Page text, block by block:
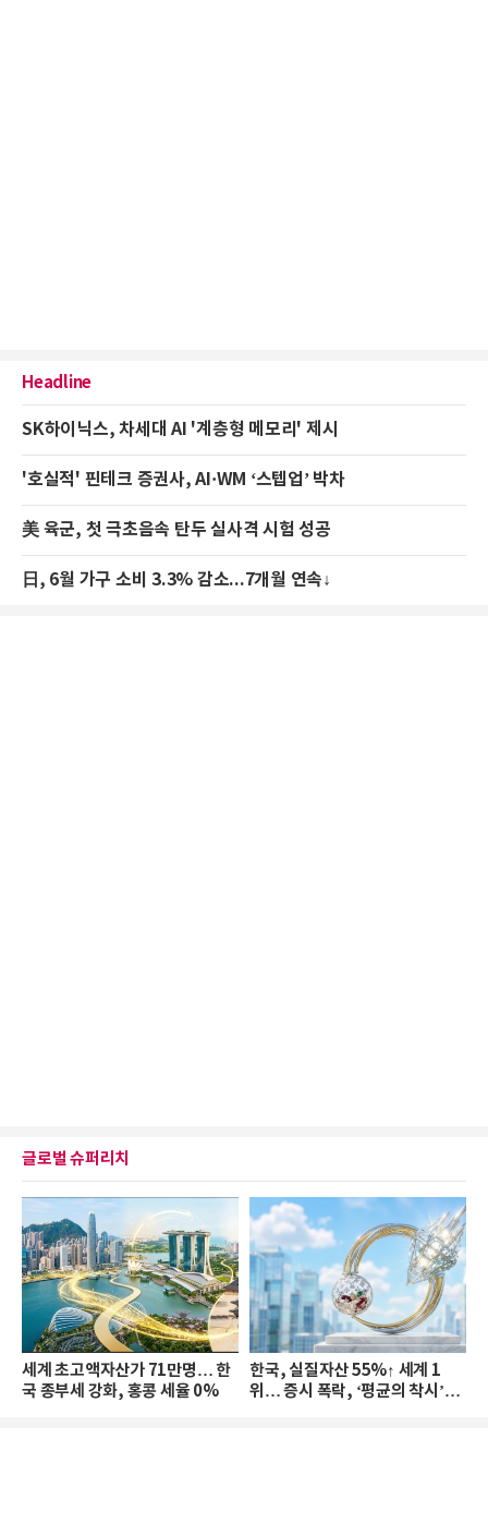
Headline
SK하이닉스, 차세대 AI '계층형 메모리' 제시
'호실적' 핀테크 증권사, AI·WM ‘스텝업’ 박차
美 육군, 첫 극초음속 탄두 실사격 시험 성공
日, 6월 가구 소비 3.3% 감소...7개월 연속↓
글로벌 슈퍼리치
세계 초고액자산가 71만명… 한
국 종부세 강화, 홍콩 세율 0%
한국, 실질자산 55%↑ 세계 1
위… 증시 폭락, ‘평균의 착시’와